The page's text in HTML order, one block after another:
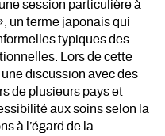
session particulière à
un terme japonais qui
typiques des
Lors de cette
discussion avec des
de plusieurs pays et
aux soins selon la
à l’égard de la